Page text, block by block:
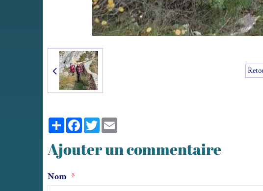
PartagerFacebook
Twitter
Ajouter un commentaire
Nom